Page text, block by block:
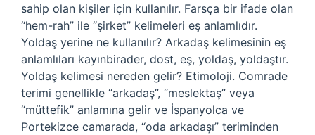
sahip olan kişiler için kullanılır. Farsça bir ifade olan
“hem-rah” ile “şirket” kelimeleri eş anlamlıdır.
Yoldaş yerine ne kullanılır? Arkadaş kelimesinin eş
anlamlıları kayınbirader, dost, eş, yoldaş, yoldaştır.
Yoldaş kelimesi nereden gelir? Etimoloji. Comrade
terimi genellikle “arkadaş”, “meslektaş” veya
“müttefik” anlamına gelir ve İspanyolca ve
Portekizce camarada, “oda arkadaşı” teriminden